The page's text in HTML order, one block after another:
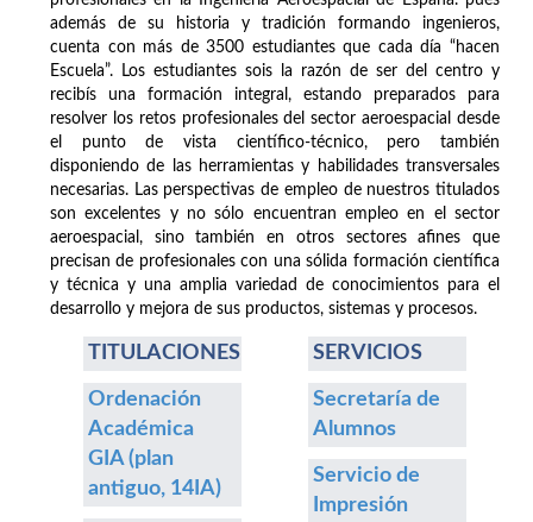
además de su historia y tradición formando ingenieros,
cuenta con más de 3500 estudiantes que cada día “hacen
Escuela”. Los estudiantes sois la razón de ser del centro y
recibís una formación integral, estando preparados para
resolver los retos profesionales del sector aeroespacial desde
el punto de vista científico-técnico, pero también
disponiendo de las herramientas y habilidades transversales
necesarias. Las perspectivas de empleo de nuestros titulados
son excelentes y no sólo encuentran empleo en el sector
aeroespacial, sino también en otros sectores afines que
precisan de profesionales con una sólida formación científica
y técnica y una amplia variedad de conocimientos para el
desarrollo y mejora de sus productos, sistemas y procesos.
TITULACIONES
Ordenación
Académica
GIA (plan
antiguo, 14IA)
SERVICIOS
Secretaría de
Alumnos
Servicio de
Impresión